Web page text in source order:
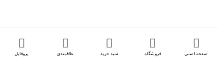
صفحه اصلی فروشگاه سبد خرید علاقمندی پروفایل